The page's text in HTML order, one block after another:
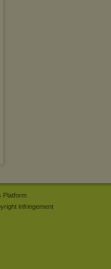
Platform
infringement